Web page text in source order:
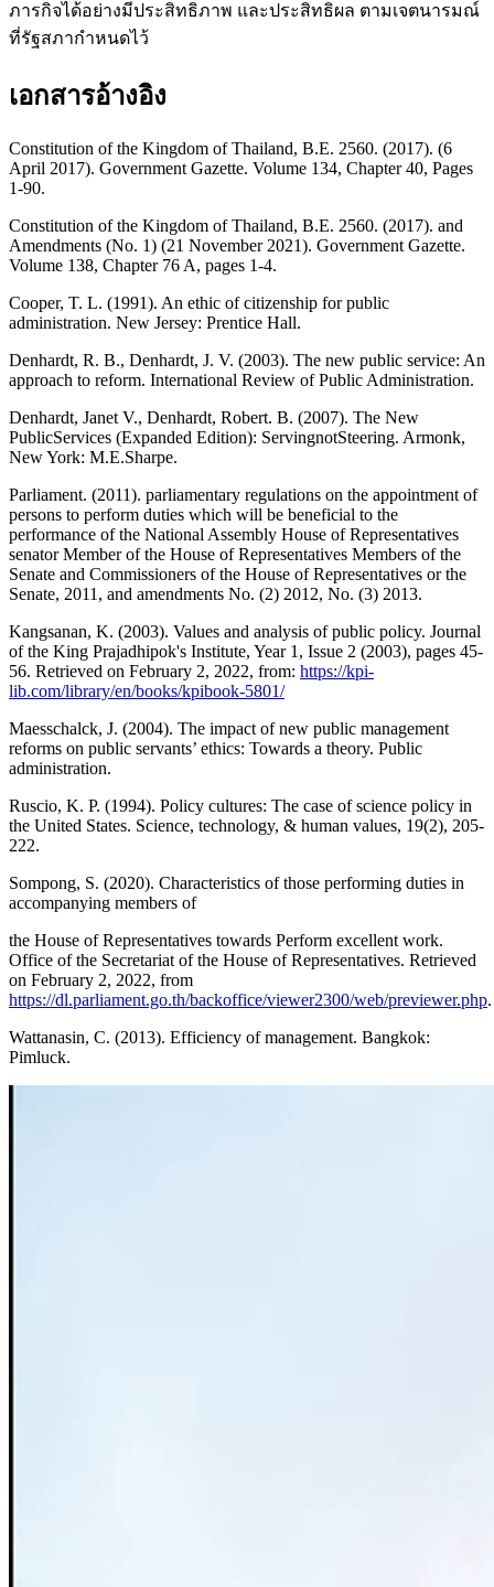
ภารกิจได้อย่างมีประสิทธิภาพ และประสิทธิผล ตามเจตนารมณ์
ที่รัฐสภากำหนดไว้
เอกสารอ้างอิง
Constitution of the Kingdom of Thailand, B.E. 2560. (2017). (6
April 2017). Government Gazette. Volume 134, Chapter 40, Pages
1-90.
Constitution of the Kingdom of Thailand, B.E. 2560. (2017). and
Amendments (No. 1) (21 November 2021). Government Gazette.
Volume 138, Chapter 76 A, pages 1-4.
Cooper, T. L. (1991). An ethic of citizenship for public
administration. New Jersey: Prentice Hall.
Denhardt, R. B., Denhardt, J. V. (2003). The new public service: An
approach to reform. International Review of Public Administration.
Denhardt, Janet V., Denhardt, Robert. B. (2007). The New
PublicServices (Expanded Edition): ServingnotSteering. Armonk,
New York: M.E.Sharpe.
Parliament. (2011). parliamentary regulations on the appointment of
persons to perform duties which will be beneficial to the
performance of the National Assembly House of Representatives
senator Member of the House of Representatives Members of the
Senate and Commissioners of the House of Representatives or the
Senate, 2011, and amendments No. (2) 2012, No. (3) 2013.
Kangsanan, K. (2003). Values and analysis of public policy. Journal
of the King Prajadhipok's Institute, Year 1, Issue 2 (2003), pages 45-
56. Retrieved on February 2, 2022, from: https://kpi-
lib.com/library/en/books/kpibook-5801/
Maesschalck, J. (2004). The impact of new public management
reforms on public servants’ ethics: Towards a theory. Public
administration.
Ruscio, K. P. (1994). Policy cultures: The case of science policy in
the United States. Science, technology, & human values, 19(2), 205-
222.
Sompong, S. (2020). Characteristics of those performing duties in
accompanying members of
the House of Representatives towards Perform excellent work.
Office of the Secretariat of the House of Representatives. Retrieved
on February 2, 2022, from
https://dl.parliament.go.th/backoffice/viewer2300/web/previewer.php.
Wattanasin, C. (2013). Efficiency of management. Bangkok:
Pimluck.